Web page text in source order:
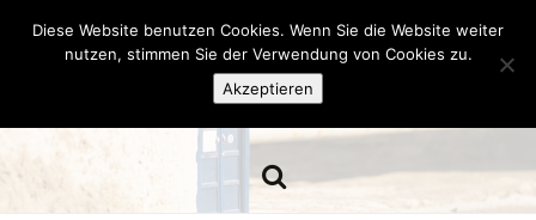
Hazamelistan
Diese Website benutzen Cookies. Wenn Sie die Website weiter
nutzen, stimmen Sie der Verwendung von Cookies zu.
Akzeptieren